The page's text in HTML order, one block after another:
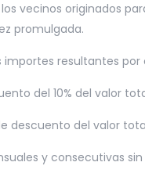
los vecinos originados
promulgada.
importes resultantes
del 10% del valor
descuento del valor
y consecutivas sin